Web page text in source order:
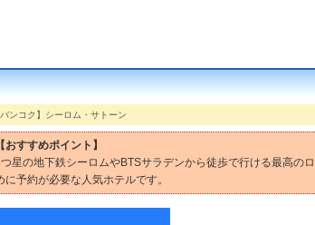
バンコク】シーロム・サトーン
【おすすめポイント】
星の地下鉄シーロムやBTSサラデンから徒歩で行ける最高の
に予約が必要な人気ホテルです。